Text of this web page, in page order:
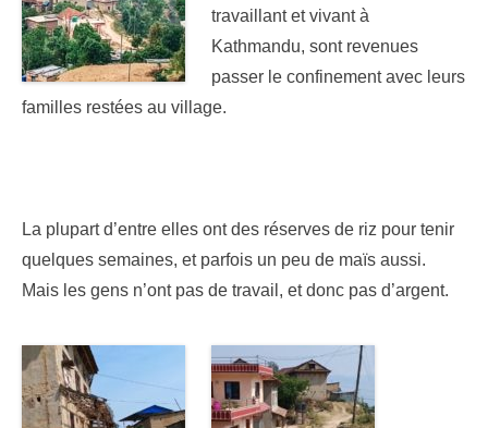
travaillant et vivant à
Kathmandu, sont revenues
passer le confinement avec leurs
familles restées au village.
La plupart d’entre elles ont des réserves de riz pour tenir
quelques semaines, et parfois un peu de maïs aussi.
Mais les gens n’ont pas de travail, et donc pas d’argent.